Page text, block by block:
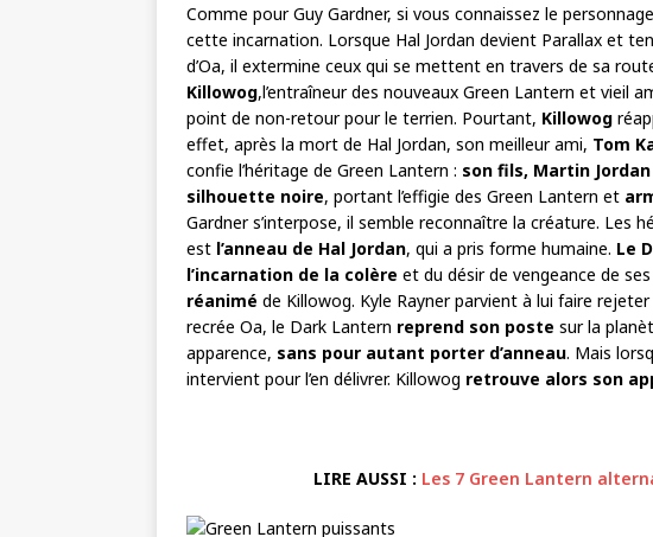
Comme pour Guy Gardner, si vous connaissez le
cette incarnation. Lorsque Hal Jordan devient Parallax et
d’Oa, il extermine ceux qui se mettent en travers de sa
Killowog,l’entraîneur des nouveaux Green Lantern et vieil
point de non-retour pour le terrien. Pourtant, Killowog
effet, après la mort de Hal Jordan, son meilleur ami, Tom
confie l’héritage de Green Lantern : son fils, Martin Jordan
silhouette noire, portant l’effigie des Green Lantern et
Gardner s’interpose, il semble reconnaître la créature. Les
est l’anneau de Hal Jordan, qui a pris forme humaine. Le
l’incarnation de la colère et du désir de vengeance de
réanimé de Killowog. Kyle Rayner parvient à lui faire
recrée Oa, le Dark Lantern reprend son poste sur la
apparence, sans pour autant porter d’anneau. Mais
intervient pour l’en délivrer. Killowog retrouve alors son
LIRE AUSSI : Les 7 Green Lantern